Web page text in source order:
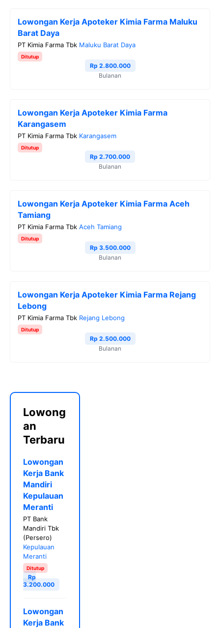
Lowongan Kerja Apoteker Kimia Farma Maluku
Barat Daya
PT Kimia Farma Tbk Maluku Barat Daya
Ditutup
Rp 2.800.000
Bulanan
Lowongan Kerja Apoteker Kimia Farma
Karangasem
PT Kimia Farma Tbk Karangasem
Ditutup
Rp 2.700.000
Bulanan
Lowongan Kerja Apoteker Kimia Farma Aceh
Tamiang
PT Kimia Farma Tbk Aceh Tamiang
Ditutup
Rp 3.500.000
Bulanan
Lowongan Kerja Apoteker Kimia Farma Rejang
Lebong
PT Kimia Farma Tbk Rejang Lebong
Ditutup
Rp 2.500.000
Bulanan
Lowong
an
Terbaru
Lowongan
Kerja Bank
Mandiri
Kepulauan
Meranti
PT Bank
Mandiri Tbk
(Persero)
Kepulauan
Meranti
Ditutup
Rp
3.200.000
Lowongan
Kerja Bank